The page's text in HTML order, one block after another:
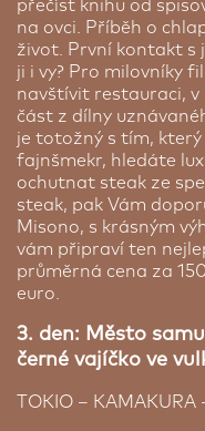
balkoně a
poskytuje Wi-Fi
klimatizované
obrazovkou. Jsou
a rychlovarnou
koupelně najdete
balíček toaletních
kartáčkem. Do
mnohé restaurace,
resortu Royal
Aktivnější hosté si
navštívit fitness.
stolním tenise
jako 5 *, SEN ho
můžete relaxovat u
baru na pláži
celodenní
potřebami.
Seznamte se s
elegantní estetikou.
pokoj pro dvě
přečíst knihu od
na ovci. Příběh o
život. První kontakt s
ji i vy? Pro milovníky
navštívit restauraci, v
část z dílny
je totožný s tím, který
fajnšmekr, hledáte
ochutnat steak ze
steak, pak Vám
Misono, s krásným
vám připraví ten
průměrná cena za
euro.
3. den: Město
černé vajíčko ve
TOKIO – KAMAKURA